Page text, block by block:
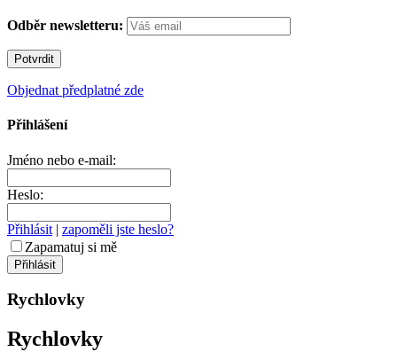
Odběr newsletteru:
Objednat předplatné zde
Přihlášení
Jméno nebo e-mail:
Heslo:
Přihlásit | zapoměli jste heslo?
Zapamatuj si mě
Rychlovky
Rychlovky